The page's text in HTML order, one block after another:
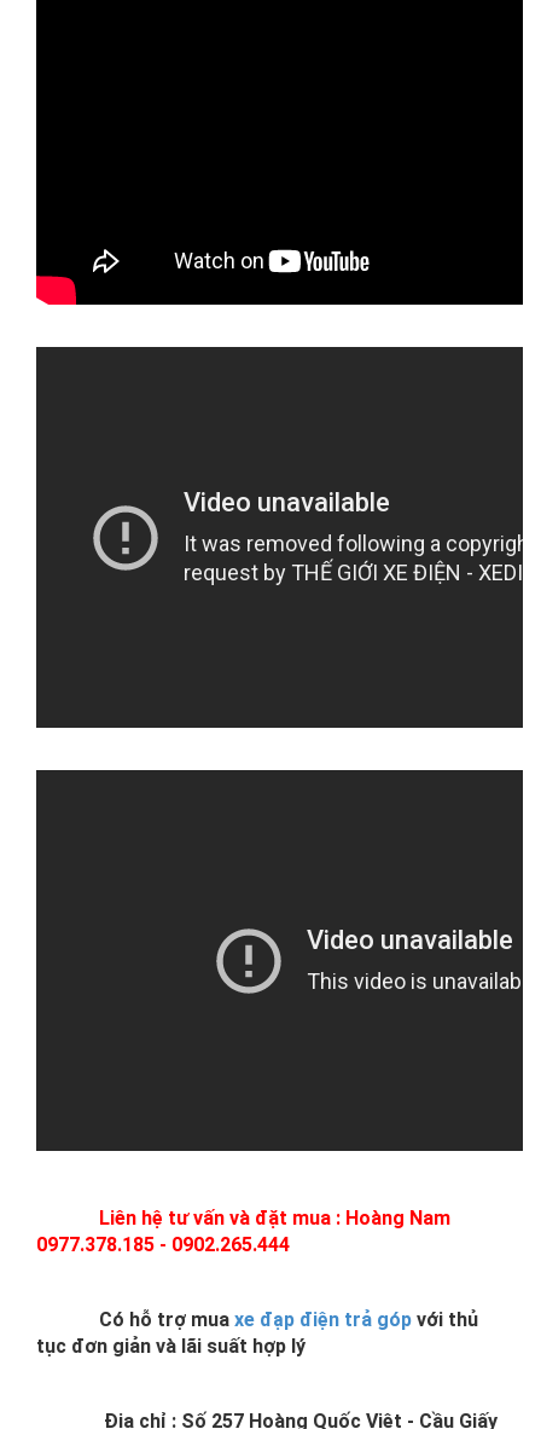
Liên hệ tư vấn và đặt mua : Hoàng Nam
0977.378.185 - 0902.265.444
Có hỗ trợ mua xe đạp điện trả góp với thủ
tục đơn giản và lãi suất hợp lý
Địa chỉ : Số 257 Hoàng Quốc Việt - Cầu Giấy